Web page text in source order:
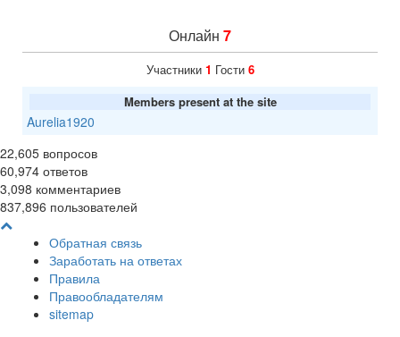
Онлайн 7
Участники 1 Гости 6
Members present at the site
Aurelia1920
22,605 вопросов
60,974 ответов
3,098 комментариев
837,896 пользователей
Обратная связь
Заработать на ответах
Правила
Правообладателям
sitemap